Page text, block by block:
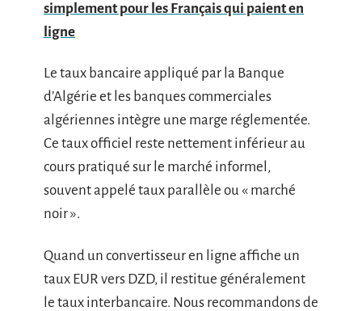
simplement pour les Français qui paient en
ligne
Le taux bancaire appliqué par la Banque
d’Algérie et les banques commerciales
algériennes intègre une marge réglementée.
Ce taux officiel reste nettement inférieur au
cours pratiqué sur le marché informel,
souvent appelé taux parallèle ou « marché
noir ».
Quand un convertisseur en ligne affiche un
taux EUR vers DZD, il restitue généralement
le taux interbancaire. Nous recommandons de